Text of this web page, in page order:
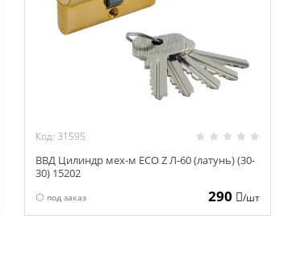
Код: 31595
ВВД Цилиндр мех-м ECO Z Л-60 (латунь) (30-
30) 15202
под заказ 290 /шт